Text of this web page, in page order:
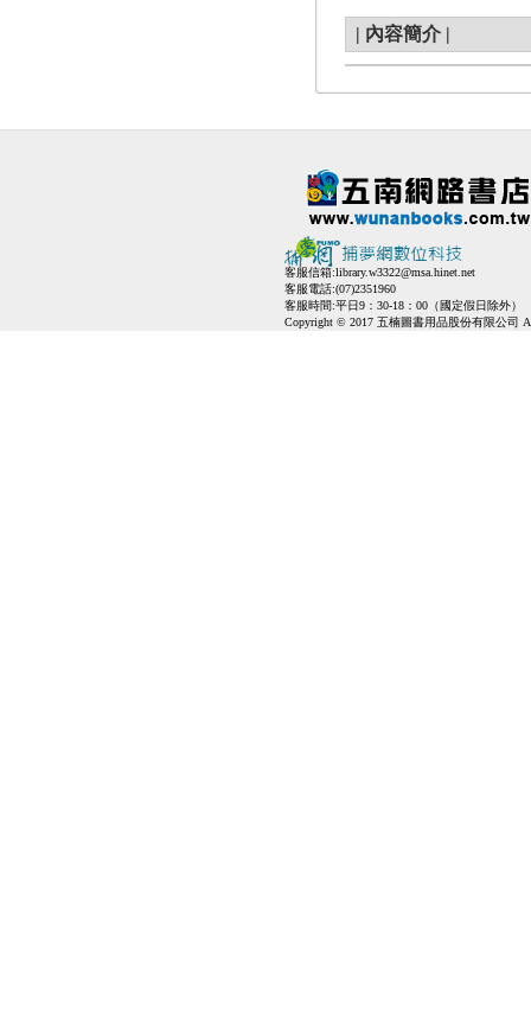
| 內容簡介 |
客服信箱:library.w3322@msa.hinet.net
客服電話:(07)2351960
客服時間:平日9：30-18：00（國定假日除外）
Copyright © 2017 五楠圖書用品股份有限公司